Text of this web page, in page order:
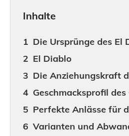
Inhalte
Die Ursprünge des El
El Diablo
Die Anziehungskraft
Geschmacksprofil
Perfekte Anlässe für
Varianten und